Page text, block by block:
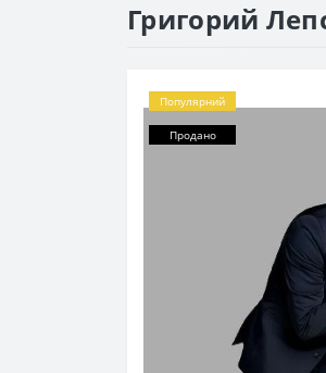
Григорий
Популярний
Продано